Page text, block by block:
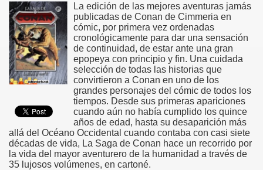
La edición de las mejores aventuras jamás
publicadas de Conan de Cimmeria en
cómic, por primera vez ordenadas
cronológicamente para dar una sensación
de continuidad, de estar ante una gran
epopeya con principio y fin. Una cuidada
selección de todas las historias que
convirtieron a Conan en uno de los
grandes personajes del cómic de todos los
tiempos. Desde sus primeras apariciones
cuando aún no había cumplido los quince
años de edad, hasta su desaparición más
allá del Océano Occidental cuando contaba con casi siete
décadas de vida, La Saga de Conan hace un recorrido por
la vida del mayor aventurero de la humanidad a través de
35 lujosos volúmenes, en cartoné.